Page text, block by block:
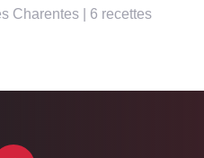
Charentes | 6 recettes